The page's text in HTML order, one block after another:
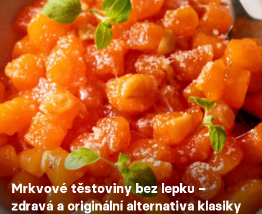
Mrkvové těstoviny bez lepku –
zdravá a originální alternativa klasiky